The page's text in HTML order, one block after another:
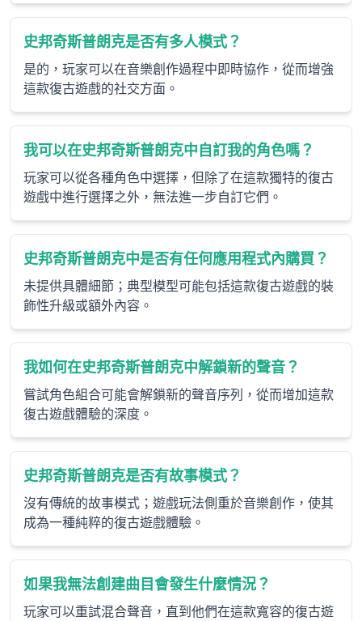
史邦奇斯普朗克是否有多人模式？
是的，玩家可以在音樂創作過程中即時協作，從而增強
這款復古遊戲的社交方面。
我可以在史邦奇斯普朗克中自訂我的角色嗎？
玩家可以從各種角色中選擇，但除了在這款獨特的復古
遊戲中進行選擇之外，無法進一步自訂它們。
史邦奇斯普朗克中是否有任何應用程式內購買？
未提供具體細節；典型模型可能包括這款復古遊戲的裝
飾性升級或額外內容。
我如何在史邦奇斯普朗克中解鎖新的聲音？
嘗試角色組合可能會解鎖新的聲音序列，從而增加這款
復古遊戲體驗的深度。
史邦奇斯普朗克是否有故事模式？
沒有傳統的故事模式；遊戲玩法側重於音樂創作，使其
成為一種純粹的復古遊戲體驗。
如果我無法創建曲目會發生什麼情況？
玩家可以重試混合聲音，直到他們在這款寬容的復古遊